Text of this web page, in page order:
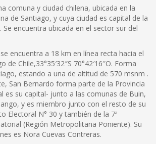
comuna y ciudad chilena, ubicada en la
de Santiago, y cuya ciudad es capital de la
Se encuentra ubicada en el sector sur del
encuentra a 18 km en línea recta hacia el
de Chile,33°35′32″S 70°42′16″O. Forma
estando a una de altitud de 570 msnm .
San Bernardo forma parte de la Provincia
es su capital- junto a las comunas de Buin,
y es miembro junto con el resto de su
Electoral N° 30 y también de la 7ª
(Región Metropolitana Poniente). Su
es Nora Cuevas Contreras.